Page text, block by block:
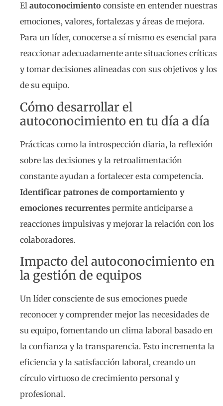
El autoconocimiento consiste en entender nuestras
emociones, valores, fortalezas y áreas de mejora.
Para un líder, conocerse a sí mismo es esencial para
reaccionar adecuadamente ante situaciones críticas
y tomar decisiones alineadas con sus objetivos y los
de su equipo.
Cómo desarrollar el
autoconocimiento en tu día a día
Prácticas como la introspección diaria, la reflexión
sobre las decisiones y la retroalimentación
constante ayudan a fortalecer esta competencia.
Identificar patrones de comportamiento y
emociones recurrentes permite anticiparse a
reacciones impulsivas y mejorar la relación con los
colaboradores.
Impacto del autoconocimiento en
la gestión de equipos
Un líder consciente de sus emociones puede
reconocer y comprender mejor las necesidades de
su equipo, fomentando un clima laboral basado en
la confianza y la transparencia. Esto incrementa la
eficiencia y la satisfacción laboral, creando un
círculo virtuoso de crecimiento personal y
profesional.